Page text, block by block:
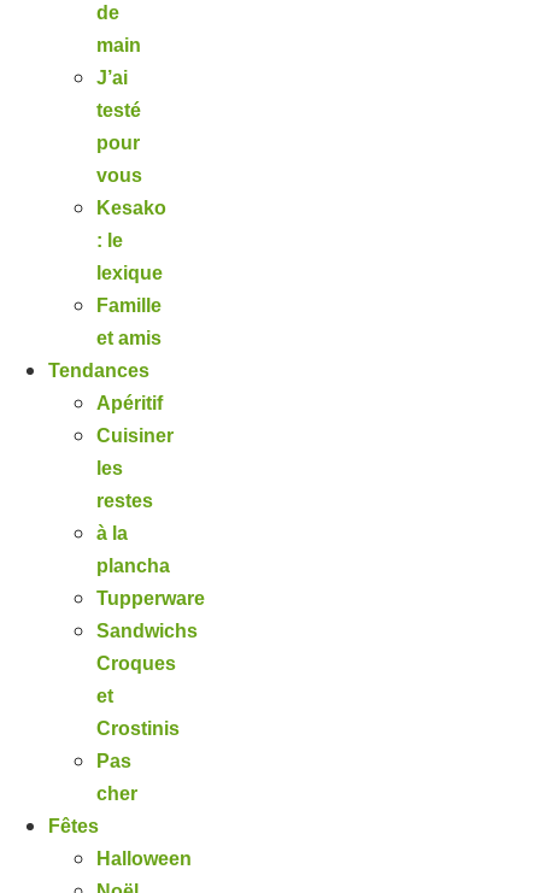
de
main
J’ai
testé
pour
vous
Kesako
: le
lexique
Famille
et amis
Tendances
Apéritif
Cuisiner
les
restes
à la
plancha
Tupperware
Sandwichs
Croques
et
Crostinis
Pas
cher
Fêtes
Halloween